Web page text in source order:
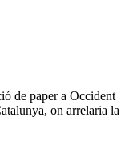
de paper a Occident
on arrelaria la